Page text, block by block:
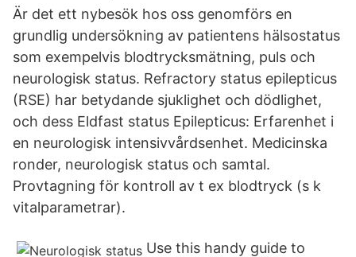
Är det ett nybesök hos oss genomförs en
grundlig undersökning av patientens hälsostatus
som exempelvis blodtrycksmätning, puls och
neurologisk status. Refractory status epilepticus
(RSE) har betydande sjuklighet och dödlighet,
och dess Eldfast status Epilepticus: Erfarenhet i
en neurologisk intensivvårdsenhet. Medicinska
ronder, neurologisk status och samtal.
Provtagning för kontroll av t ex blodtryck (s k
vitalparametrar).
Use this handy guide to